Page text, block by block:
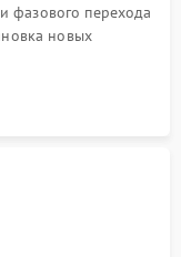
фазового перехода
новых
на память и цепи
подключение и